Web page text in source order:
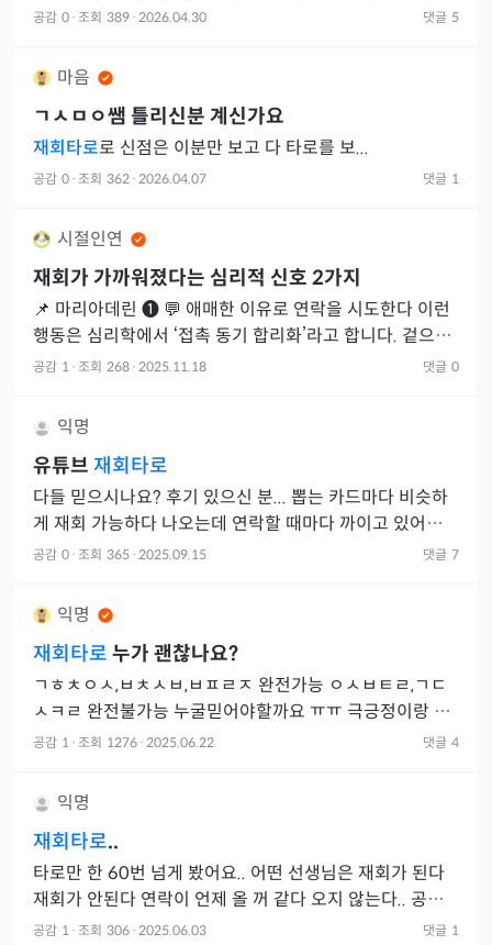
는 다 맞았고 헤어져서 본 것도 제 성향같은 거 빼고는 정말
공감 0 · 조회 389 · 2026.04.30 댓글 5
마음
ㄱㅅㅁㅇ쌤 틀리신분 계신가요
재회타로로 신점은 이분만 보고 다 타로를 보...
공감 0 · 조회 362 · 2026.04.07 댓글 1
시절인연
재회가 가까워졌다는 심리적 신호 2가지
📌 마리아데린 ➊ 💬 애매한 이유로 연락을 시도한다 이런
행동은 심리학에서 ‘접촉 동기 합리화’라고 합니다. 겉으로
는 사소한 명분을 말하지만, 실제로는 정서적 연결 상태를
공감 1 · 조회 268 · 2025.11.18 댓글 0
익명
유튜브 재회타로
다들 믿으시나요? 후기 있으신 분... 뽑는 카드마다 비슷하
게 재회 가능하다 나오는데 연락할 때마다 까이고 있어
요....
공감 0 · 조회 365 · 2025.09.15 댓글 7
익명
재회타로 누가 괜찮나요?
ㄱㅎㅊㅇㅅ,ㅂㅊㅅㅂ,ㅂㅍㄹㅈ 완전가능 ㅇㅅㅂㅌㄹ,ㄱㄷ
ㅅㅋㄹ 완전불가능 누굴믿어야할까요 ㅠㅠ 극긍정이랑 극
부정이라서 ㅠ
공감 1 · 조회 1276 · 2025.06.22 댓글 4
익명
재회타로..
타로만 한 60번 넘게 봤어요.. 어떤 선생님은 재회가 된다
재회가 안된다 연락이 언제 올 꺼 같다 오지 않는다.. 공수
기간에 연락을 제가 보냈어서 맞다 틀리다 할 수 없었고
공감 1 · 조회 306 · 2025.06.03 댓글 1